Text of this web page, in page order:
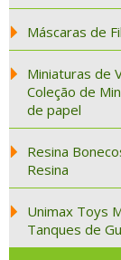
Máscaras de
Miniaturas de
Coleção de
de papel
Resina
Resina
Unimax Toys
Tanques de